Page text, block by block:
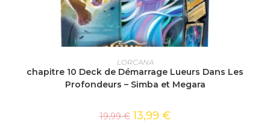
AJOUTER AU PANIER
LORCANA
chapitre 10 Deck de Démarrage Lueurs Dans Les
Profondeurs – Simba et Megara
19,99€ 13,99 €